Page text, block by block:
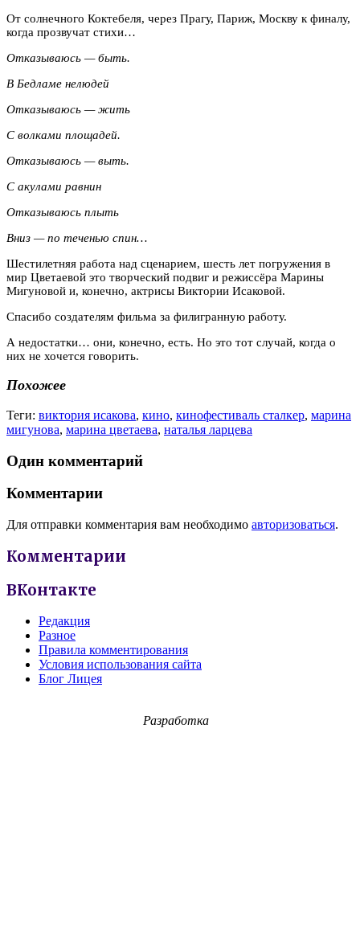
От солнечного Коктебеля, через Прагу, Париж, Москву к финалу,
когда прозвучат стихи…
Отказываюсь — быть.
В Бедламе нелюдей
Отказываюсь — жить
С волками площадей.
Отказываюсь — выть.
С акулами равнин
Отказываюсь плыть
Вниз — по теченью спин…
Шестилетняя работа над сценарием, шесть лет погружения в
мир Цветаевой это творческий подвиг и режиссёра Марины
Мигуновой и, конечно, актрисы Виктории Исаковой.
Спасибо создателям фильма за филигранную работу.
А недостатки… они, конечно, есть. Но это тот случай, когда о
них не хочется говорить.
Похожее
Теги: виктория исакова, кино, кинофестиваль сталкер, марина
мигунова, марина цветаева, наталья ларцева
Один комментарий
Комментарии
Для отправки комментария вам необходимо авторизоваться.
Комментарии
ВКонтакте
Редакция
Разное
Правила комментирования
Условия использования сайта
Блог Лицея
Разработка